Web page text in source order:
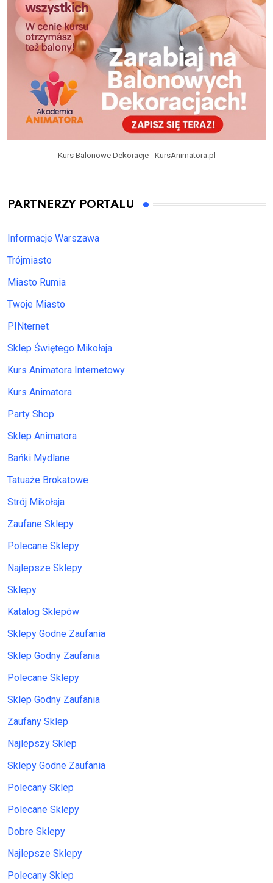
Kurs Balonowe Dekoracje - KursAnimatora.pl
PARTNERZY PORTALU
Informacje Warszawa
Trójmiasto
Miasto Rumia
Twoje Miasto
PINternet
Sklep Świętego Mikołaja
Kurs Animatora Internetowy
Kurs Animatora
Party Shop
Sklep Animatora
Bańki Mydlane
Tatuaże Brokatowe
Strój Mikołaja
Zaufane Sklepy
Polecane Sklepy
Najlepsze Sklepy
Sklepy
Katalog Sklepów
Sklepy Godne Zaufania
Sklep Godny Zaufania
Polecane Sklepy
Sklep Godny Zaufania
Zaufany Sklep
Najlepszy Sklep
Sklepy Godne Zaufania
Polecany Sklep
Polecane Sklepy
Dobre Sklepy
Najlepsze Sklepy
Polecany Sklep